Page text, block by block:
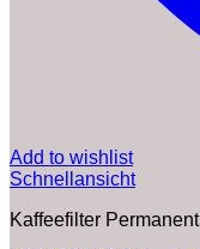
Add to wishlist
Schnellansicht
Kaffeefilter Permanent